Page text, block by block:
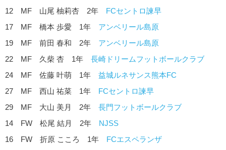
12 MF 山尾 柚莉杏 2年 FCセントロ諫早
17 MF 橋本 歩愛 1年 アンベリール島原
19 MF 前田 春和 2年 アンベリール島原
22 MF 久柴 杏 1年 長崎ドリームフットボールクラブ
24 MF 佐藤 叶萌 1年 益城ルネサンス熊本FC
27 MF 西山 祐菜 1年 FCセントロ諫早
29 MF 大山 美月 2年 長門フットボールクラブ
14 FW 松尾 結月 2年 NJSS
16 FW 折原 こころ 1年 FCエスペランザ